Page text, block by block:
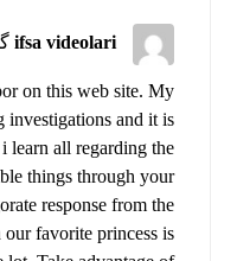
ifsa videolari
on this web site. My
investigations and it is
learn all regarding the
things through your
response from the
favorite princess is